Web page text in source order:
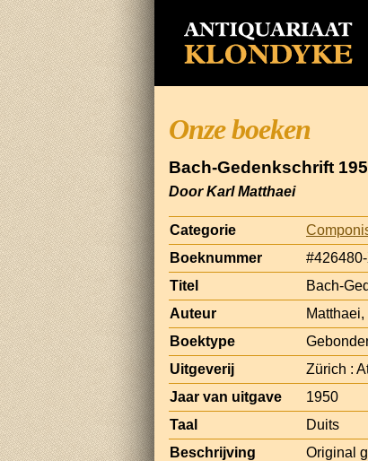
Onze boeken
Bach-Gedenkschrift
Door Karl Matthaei
Categorie
Boeknummer
Titel
Bach-
Auteur
Matthaei,
Boektype
Uitgeverij
Zürich :
Jaar van uitgave
1950
Taal
Duits
Beschrijving
Original